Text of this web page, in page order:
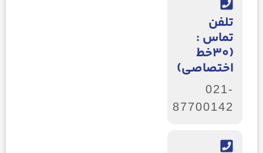
تلفن
تماس :
(30خط
اختصاصی)
021-
87700142